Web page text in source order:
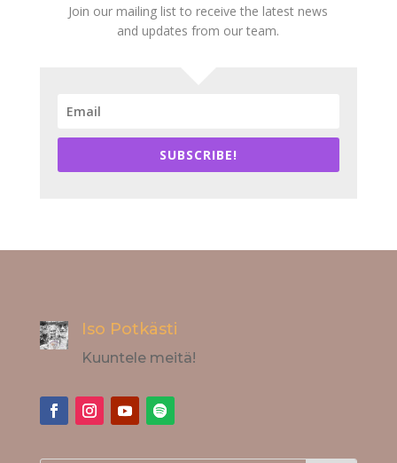
Join our mailing list to receive the latest news
and updates from our team.
SUBSCRIBE!
Iso Potkästi
Kuuntele meitä!